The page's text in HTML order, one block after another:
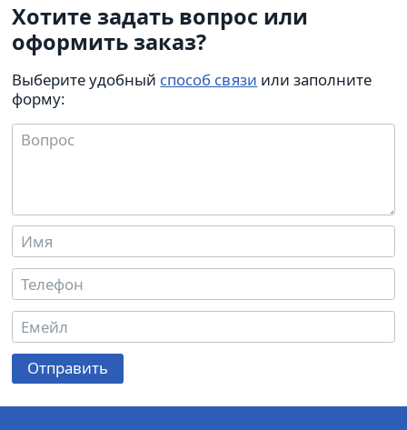
Хотите задать вопрос или
оформить заказ?
Выберите удобный способ связи или заполните
форму:
Отправить